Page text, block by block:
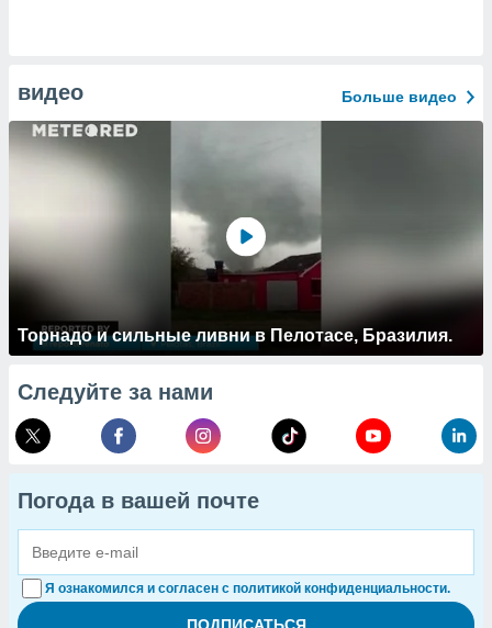
видео Больше видео
Торнадо и сильные ливни в Пелотасе, Бразилия.
Следуйте за нами
Погода в вашей почте
Я ознакомился и согласен с политикой конфиденциальности.